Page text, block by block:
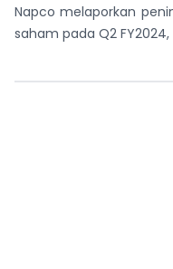
Napco melaporkan
saham pada Q2